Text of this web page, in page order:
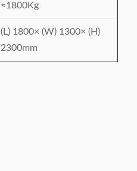
≈1800Kg
(L) 1800× (W) 1300× (H)
2300mm